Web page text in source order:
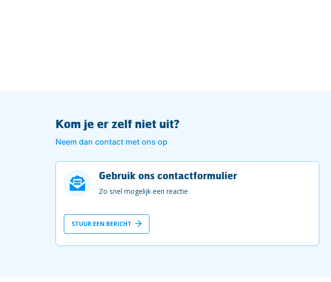
Kom je er zelf niet uit?
Neem dan contact met ons op
Gebruik ons contactformulier
Zo snel mogelijk een reactie
STUUR EEN BERICHT